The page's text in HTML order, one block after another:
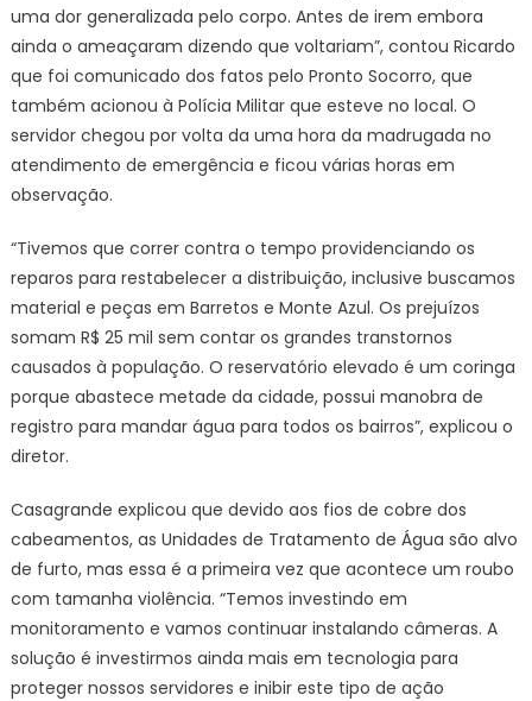
uma dor generalizada pelo corpo. Antes de irem embora
ainda o ameaçaram dizendo que voltariam”, contou Ricardo
que foi comunicado dos fatos pelo Pronto Socorro, que
também acionou à Polícia Militar que esteve no local. O
servidor chegou por volta da uma hora da madrugada no
atendimento de emergência e ficou várias horas em
observação.
“Tivemos que correr contra o tempo providenciando os
reparos para restabelecer a distribuição, inclusive buscamos
material e peças em Barretos e Monte Azul. Os prejuízos
somam R$ 25 mil sem contar os grandes transtornos
causados à população. O reservatório elevado é um coringa
porque abastece metade da cidade, possui manobra de
registro para mandar água para todos os bairros”, explicou o
diretor.
Casagrande explicou que devido aos fios de cobre dos
cabeamentos, as Unidades de Tratamento de Água são alvo
de furto, mas essa é a primeira vez que acontece um roubo
com tamanha violência. “Temos investindo em
monitoramento e vamos continuar instalando câmeras. A
solução é investirmos ainda mais em tecnologia para
proteger nossos servidores e inibir este tipo de ação